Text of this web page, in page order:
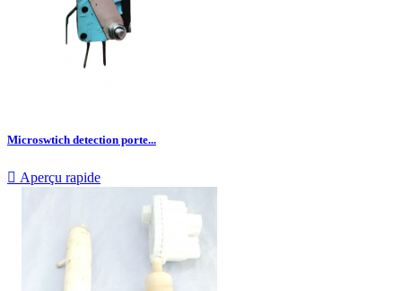
Microswtich detection porte...
 Aperçu rapide